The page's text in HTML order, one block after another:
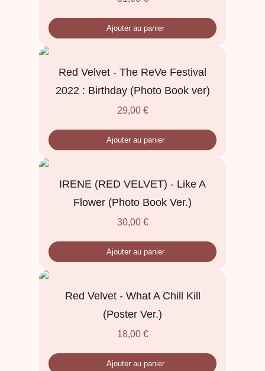
Ajouter au panier
Red Velvet - The ReVe Festival
2022 : Birthday (Photo Book ver)
29,00 €
Ajouter au panier
IRENE (RED VELVET) - Like A
Flower (Photo Book Ver.)
30,00 €
Ajouter au panier
Red Velvet - What A Chill Kill
(Poster Ver.)
18,00 €
Ajouter au panier